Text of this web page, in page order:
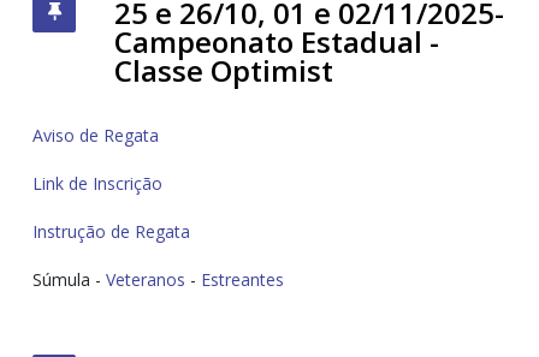
25 e 26/10, 01 e 02/11/2025-
Campeonato Estadual -
Classe Optimist
Aviso de Regata
Link de Inscrição
Instrução de Regata
Súmula - Veteranos - Estreantes